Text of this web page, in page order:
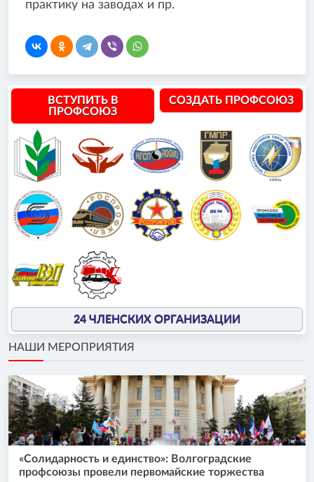
практику на заводах и пр.
ВСТУПИТЬ В
ПРОФСОЮЗ
СОЗДАТЬ ПРОФСОЮЗ
24 ЧЛЕНСКИХ ОРГАНИЗАЦИИ
НАШИ МЕРОПРИЯТИЯ
«Солидарность и единство»: Волгоградские
профсоюзы провели первомайские торжества